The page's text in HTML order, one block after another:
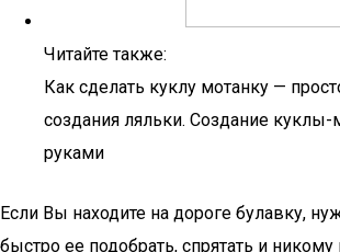
Читайте также:
Как сделать куклу мотанку —
создания ляльки. Создание
руками
Если Вы находите на дороге булавку,
быстро ее подобрать, спрятать и